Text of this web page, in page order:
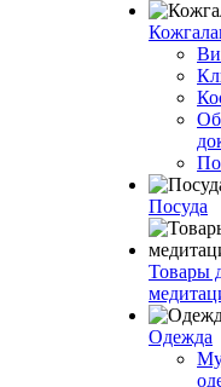
Посуда
Товары
Одежда